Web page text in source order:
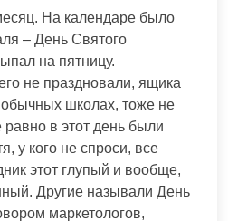
На календаре было
– День Святого
на пятницу.
не праздновали, ящика
обычных школах, тоже не
в этот день были
у кого не спроси, все
этот глупый и вообще,
Другие называли День
маркетологов,